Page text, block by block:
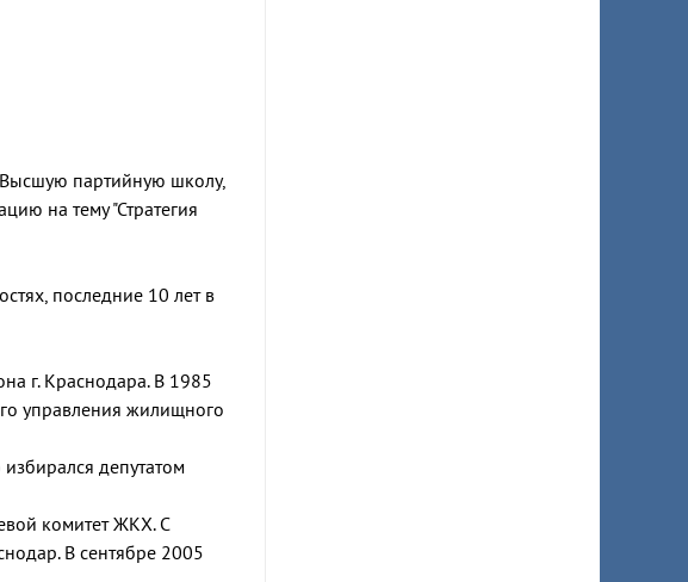
партийную школу,
на тему "Стратегия
последние 10 лет в
г. Краснодара. В 1985
управления жилищного
депутатом
комитет ЖКХ. С
В сентябре 2005